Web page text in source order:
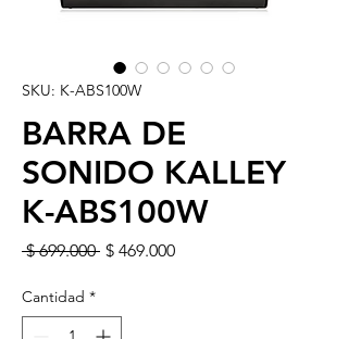
SKU: K-ABS100W
BARRA DE
SONIDO KALLEY
K-ABS100W
$ 699.000 Precio
$ 469.000Precio de oferta
Cantidad *